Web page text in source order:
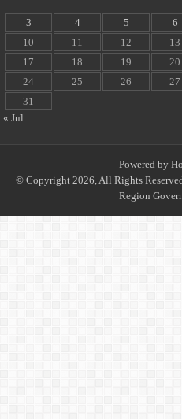
3
4 5 6
10
11 12 13
17
18 19 20
24
25 26 27
31
« Jul
Powered by
© Copyright 2026, All Rights
Region